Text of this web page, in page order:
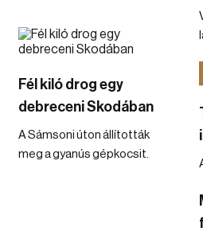
Fél kiló drog egy
debreceni Skodában
A Sámsoni úton állították
meg a gyanús gépkocsit.